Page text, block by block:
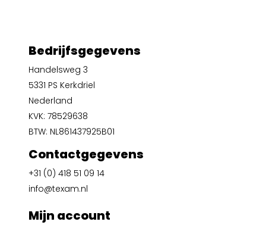
Bedrijfsgegevens
Handelsweg 3
5331 PS Kerkdriel
Nederland
KVK: 78529638
BTW: NL861437925B01
Contactgegevens
+31 (0) 418 51 09 14
info@texam.nl
Mijn account